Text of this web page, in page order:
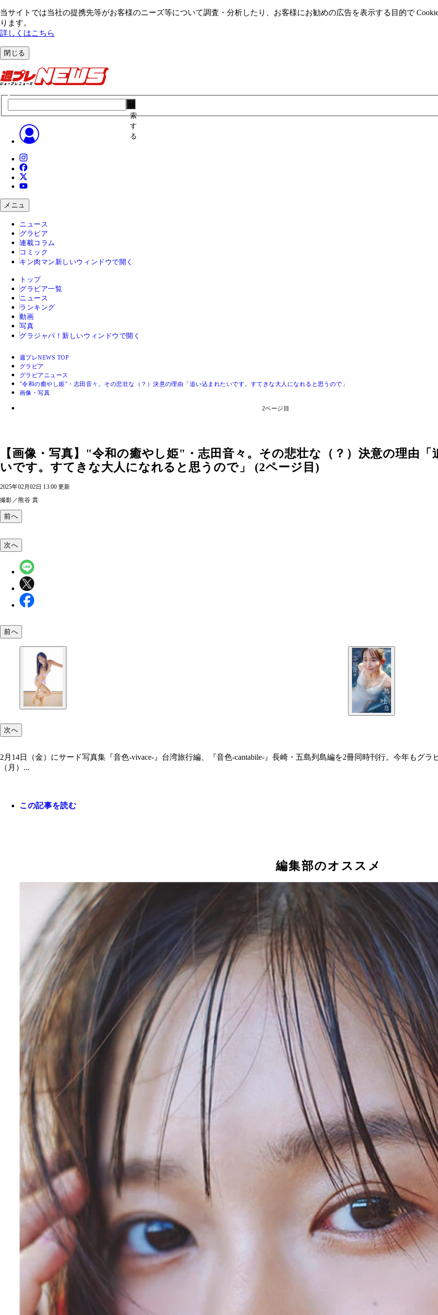
当サイトでは当社の提携先等がお客様のニーズ等について調査・分析したり、お客様にお勧めの広告を表⽰する⽬的で
ります。
詳しくはこちら
閉じる
索
す
る
メニュ
ニュース
グラビア
連載コラム
コミック
キン肉マン 新しいウィンドウで開く
トップ
グラビア一覧
ニュース
ランキング
動画
写真
グラジャパ！ 新しいウィンドウで開く
週プレNEWS TOP
グラビア
グラビアニュース
"令和の癒やし姫"・志田音々。その悲壮な（？）決意の理由「追い込まれたいです。すてきな大人になれると思うので」
画像・写真
2ページ目
【画像・写真】"令和の癒やし姫"・志田音々。その悲壮な（？）決意の理由「
いです。すてきな大人になれると思うので」 (2ページ目)
2025年02月02日 13:00 更新
撮影／熊谷 貫
前へ
次へ
前へ
次へ
2月14日（金）にサード写真集『音色-vivace-』台湾旅行編、『音色-cantabile-』長崎・五島列島編を2冊同時刊行。今年もグ
（月）...
この記事を読む
編集部のオススメ